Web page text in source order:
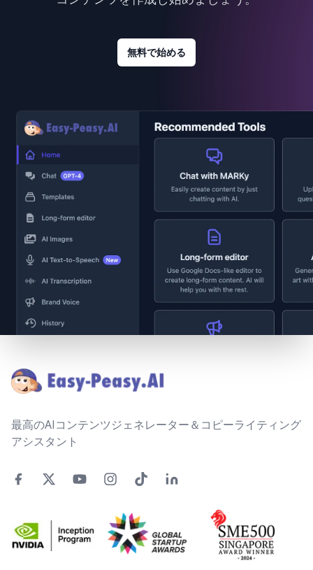
無料で始める
最高のAIコンテンツジェネレーター＆コピーライティング
アシスタント